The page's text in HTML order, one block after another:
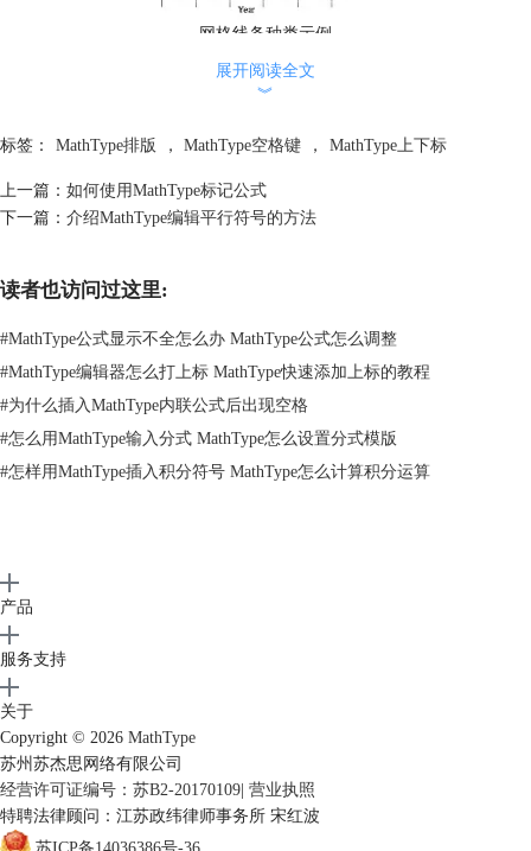
网格线条种类示例
本节概述了创建一个平面直角的过程：
1.打开MathType公式编辑窗口，从MathType格式菜单中选择“定义间距”。
从MathType格式菜单中选择“定义间距”
保存为一个参数文件。如果你对参数文件不熟悉，可以参考相关的
MathType文档。
3.输入y并按下回车键在MathType中插入新的一行。
4.在MathType格式菜单中选择居中对齐。
5.从MathType箭头模板中选择插向上的箭头插入，然后按下回车键。输
入“-x”。
6.从MathType箭头模板中插入向左的箭头。
7.从MathType矩阵模板中选中“矩阵或图表的变量大小”：
确定你想要多大的网格，你可以构建一个32×32的的网格。在本文中的例
子中，创建的是8×8的网格。
展开阅读全文
︾
标签： MathType排版 ， MathType空格键 ， MathType上下标
上一篇： 如何使用MathType标记公式
下一篇： 介绍MathType编辑平行符号的方法
读者也访问过这里:
#MathType公式显示不全怎么办 MathType公式怎么调整
#MathType编辑器怎么打上标 MathType快速添加上标的教程
#为什么插入MathType内联公式后出现空格
#怎么用MathType输入分式 MathType怎么设置分式模版
#怎样用MathType插入积分符号 MathType怎么计算积分运算
产品
服务支持
关于
Copyright © 2026 MathType
苏州苏杰思网络有限公司
经营许可证编号：苏B2-20170109 营业执照
特聘法律顾问：江苏政纬律师事务所 宋红波